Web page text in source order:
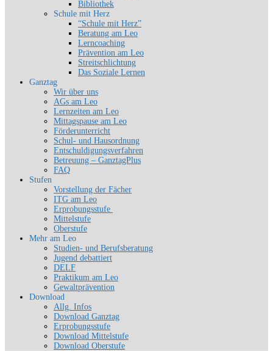
Bibliothek
Schule mit Herz
“Schule mit Herz”
Beratung am Leo
Lerncoaching
Prävention am Leo
Streitschlichtung
Das Soziale Lernen
Ganztag
Wir über uns
AGs am Leo
Lernzeiten am Leo
Mittagspause am Leo
Förderunterricht
Schul- und Hausordnung
Entschuldigungsverfahren
Betreuung – GanztagPlus
FAQ
Stufen
Vorstellung der Fächer
ITG am Leo
Erprobungsstufe
Mittelstufe
Oberstufe
Mehr am Leo
Studien- und Berufsberatung
Jugend debattiert
DELF
Praktikum am Leo
Gewaltprävention
Download
Allg. Infos
Download Ganztag
Erprobungsstufe
Download Mittelstufe
Download Oberstufe